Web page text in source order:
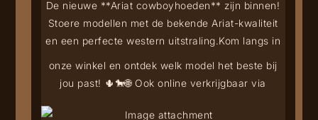
De nieuwe **Ariat cowboyhoeden** zijn binnen!
Stoere modellen met de bekende Ariat-kwaliteit
en een perfecte western uitstraling.Kom langs in
onze winkel en ontdek welk model het beste bij
jou past! 🌵🐎🌐 Ook online verkrijgbaar via